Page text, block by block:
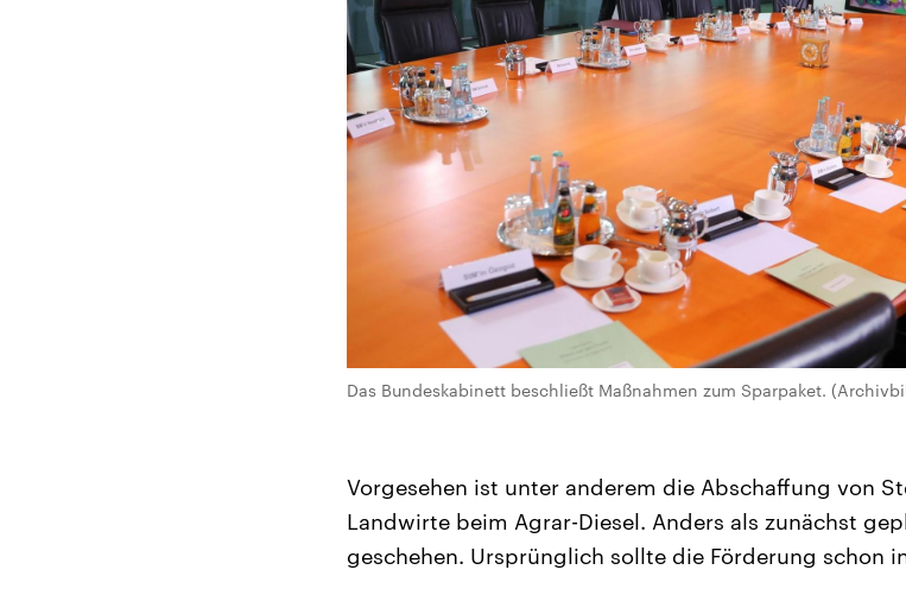
Das Bundeskabinett beschließt Maßnahmen zum Sparpaket.
Vorgesehen ist unter anderem die Abschaffung von
Landwirte beim Agrar-Diesel. Anders als zunächst
geschehen. Ursprünglich sollte die Förderung schon